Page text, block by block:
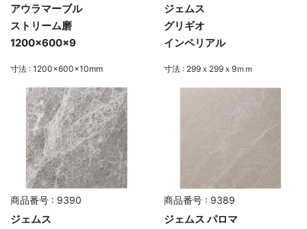
アウラマーブル
ストリーム磨
1200×600×9
寸法 : 1200×600×10mm
ジェムス
グリギオ
インペリアル
寸法 : 299ｘ299ｘ9ｍｍ
商品番号 : 9390
ジェムス
商品番号 : 9389
ジェムス パロマ